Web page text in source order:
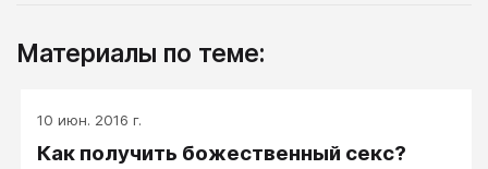
Материалы по теме:
10 июн. 2016 г.
Как получить божественный секс?